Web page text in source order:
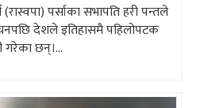
(रास्वपा) पर्साका सभापति हरी पन्तले
देशले इतिहासमै पहिलोपटक
गरेका छन्।...